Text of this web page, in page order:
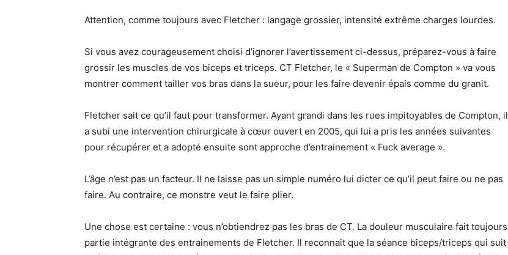
Attention, comme toujours avec Fletcher : langage grossier, intensité extrême charges lourdes.
Si vous avez courageusement choisi d’ignorer l’avertissement ci-dessus, préparez-vous à faire
grossir les muscles de vos biceps et triceps. CT Fletcher, le « Superman de Compton » va vous
montrer comment tailler vos bras dans la sueur, pour les faire devenir épais comme du granit.
Fletcher sait ce qu’il faut pour transformer. Ayant grandi dans les rues impitoyables de Compton, il
a subi une intervention chirurgicale à cœur ouvert en 2005, qui lui a pris les années suivantes
pour récupérer et a adopté ensuite sont approche d’entrainement « Fuck average ».
L’âge n’est pas un facteur. Il ne laisse pas un simple numéro lui dicter ce qu’il peut faire ou ne pas
faire. Au contraire, ce monstre veut le faire plier.
Une chose est certaine : vous n’obtiendrez pas les bras de CT. La douleur musculaire fait toujours
partie intégrante des entrainements de Fletcher. Il reconnait que la séance biceps/triceps qui suit